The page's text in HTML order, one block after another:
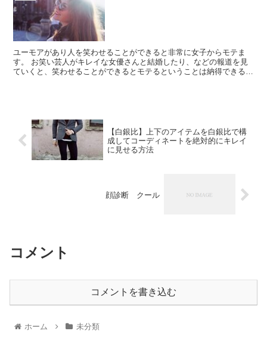
ユーモアがあり人を笑わせることができると非常に女子からモテま
す。 お笑い芸人がキレイな女優さんと結婚したり、などの報道を見
ていくと、笑わせることができるとモテるということは納得できると
【白銀比】上下のアイテムを白銀比で構
成してコーディネートを絶対的にキレイ
に見せる方法
顔診断 クール
コメント
コメントを書き込む
ホーム 未分類